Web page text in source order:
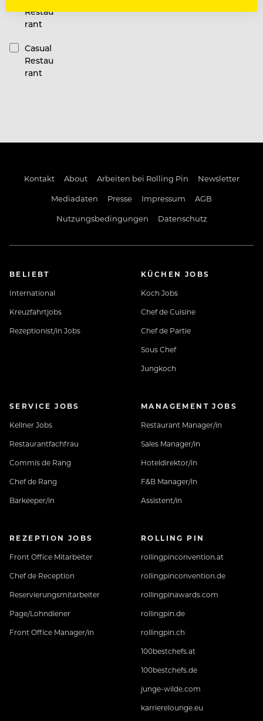
Restau
rant
Casual
Restau
rant
Kontakt About Arbeiten bei Rolling Pin
Newsletter
Mediadaten
Presse Impressum
AGB
Nutzungsbedingungen
Datenschutz
BELIEBT
International
Kreuzfahrtjobs
Rezeptionist/in Jobs
KÜCHEN JOBS
Koch Jobs
Chef de Cuisine
Chef de Partie
Sous Chef
Jungkoch
SERVICE JOBS
Kellner Jobs
Restaurantfachfrau
Commis de Rang
Chef de Rang
Barkeeper/in
MANAGEMENT JOBS
Restaurant Manager/in
Sales Manager/in
Hoteldirektor/in
F&B Manager/in
Assistent/in
REZEPTION JOBS
Front Office Mitarbeiter
Chef de Reception
Reservierungsmitarbeiter
Page/Lohndiener
Front Office Manager/in
ROLLING PIN
rollingpinconvention.at
rollingpinconvention.de
rollingpinawards.com
rollingpin.de
rollingpin.ch
100bestchefs.at
100bestchefs.de
junge-wilde.com
karrierelounge.eu